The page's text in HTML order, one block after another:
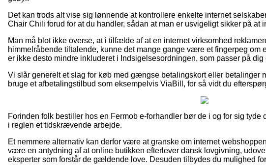
Det kan trods alt vise sig lønnende at kontrollere enkelte internet
Chair Chili forud for at du handler, sådan at man er usvigeligt sikker på at
Man må blot ikke overse, at i tilfælde af at en internet virksomhed
himmelråbende tiltalende, kunne det mange gange være et fingerpeg om
er ikke desto mindre inkluderet i Indsigelsesordningen, som passer på
Vi slår generelt et slag for køb med gængse betalingskort eller betalinger
bruge et afbetalingstilbud som eksempelvis ViaBill, for så vidt du
Forinden folk bestiller hos en Fermob e-forhandler bør de i og for sig tyde
i reglen et tidskrævende arbejde.
Et nemmere alternativ kan derfor være at granske om internet
være en antydning af at online butikken efterlever dansk lovgivning,
eksperter som forstår de gældende love. Desuden tilbydes du mulighed